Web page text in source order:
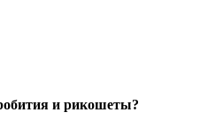
и рикошеты?